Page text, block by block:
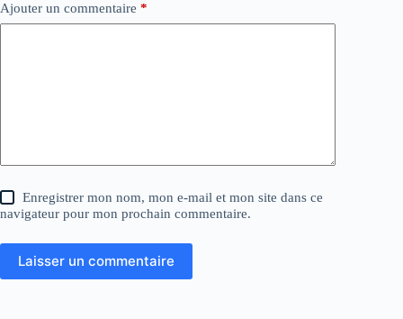
Ajouter un commentaire *
Enregistrer mon nom, mon e-mail et mon site dans ce
navigateur pour mon prochain commentaire.
Laisser un commentaire